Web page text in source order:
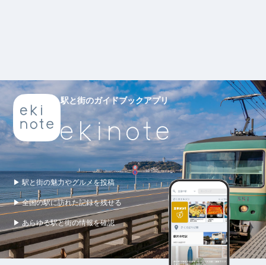
駅と街のガイドブックアプリ
▶ 駅と街の魅力やグルメを投稿
▶ 全国の駅に訪れた記録を残せる
▶ あらゆる駅と街の情報を確認